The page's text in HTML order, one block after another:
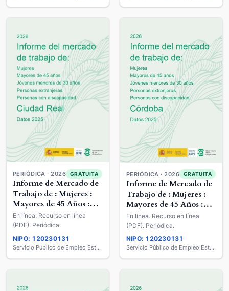
PERIÓDICA · 2026 GRATUITA
Informe de Mercado de
Trabajo de : Mujeres :
Mayores de 45 Años :
Jóvenes Menores de 30
años : Extranjeros :
Personas con
Discapacidad
En línea. Recurso en línea
(PDF). Periódica.
NIPO: 120230131
Servicio Público de Empleo Estatal
PERIÓDICA · 2026 GRATUITA
Informe de Mercado de
Trabajo de : Mujeres :
Mayores de 45 Años :
Jóvenes Menores de 30
años : Extranjeros :
Personas con
Discapacidad
En línea. Recurso en línea
(PDF). Periódica.
NIPO: 120230131
Servicio Público de Empleo Estatal